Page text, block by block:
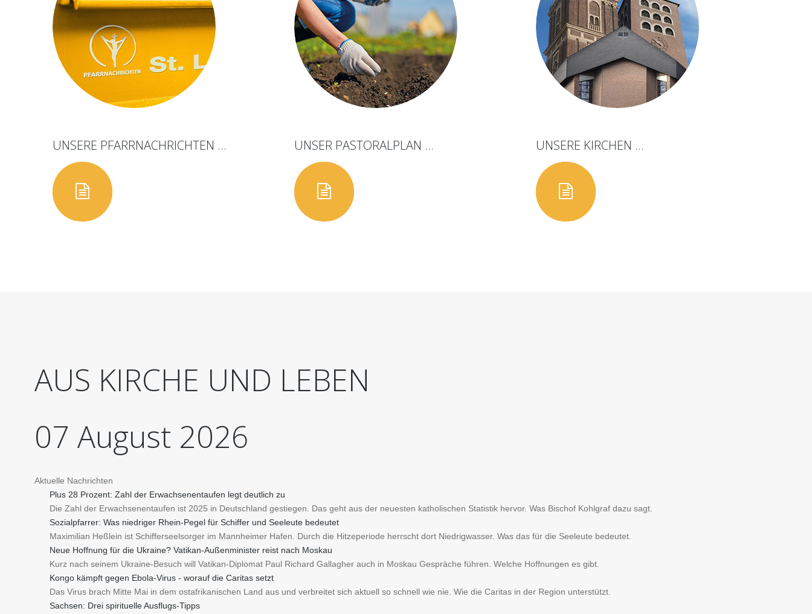
UNSERE PFARRNACHRICHTEN ... UNSER PASTORALPLAN ... UNSERE KIRCHEN ...
AUS KIRCHE UND LEBEN
07 August 2026
Aktuelle Nachrichten
Plus 28 Prozent: Zahl der Erwachsenentaufen legt deutlich zu
Die Zahl der Erwachsenentaufen ist 2025 in Deutschland gestiegen. Das geht aus der neuesten katholischen Statistik hervor. Was Bischof Kohlgraf dazu sagt.
Sozialpfarrer: Was niedriger Rhein-Pegel für Schiffer und Seeleute bedeutet
Maximilian Heßlein ist Schifferseelsorger im Mannheimer Hafen. Durch die Hitzeperiode herrscht dort Niedrigwasser. Was das für die Seeleute bedeutet.
Neue Hoffnung für die Ukraine? Vatikan-Außenminister reist nach Moskau
Kurz nach seinem Ukraine-Besuch will Vatikan-Diplomat Paul Richard Gallagher auch in Moskau Gespräche führen. Welche Hoffnungen es gibt.
Kongo kämpft gegen Ebola-Virus - worauf die Caritas setzt
Das Virus brach Mitte Mai in dem ostafrikanischen Land aus und verbreitet sich aktuell so schnell wie nie. Wie die Caritas in der Region unterstützt.
Sachsen: Drei spirituelle Ausflugs-Tipps